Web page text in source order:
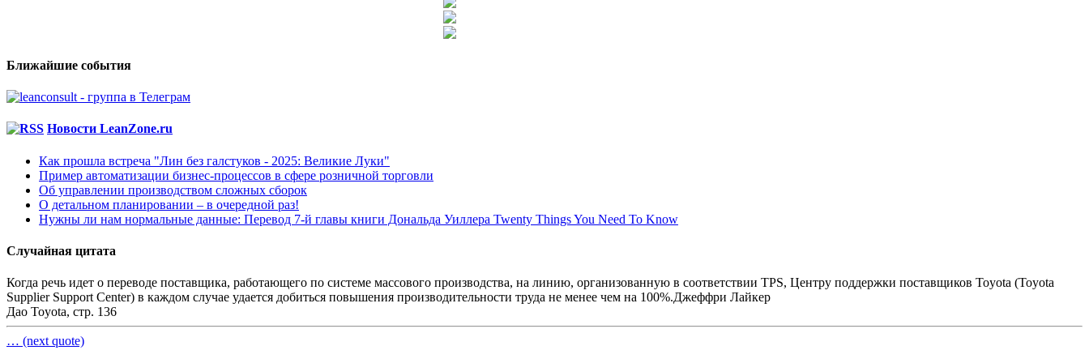
Ближайшие события
Новости LeanZone.ru
Как прошла встреча "Лин без галстуков - 2025: Великие Луки"
Пример автоматизации бизнес-процессов в сфере розничной торговли
Об управлении производством сложных сборок
О детальном планировании – в очередной раз!
Нужны ли нам нормальные данные: Перевод 7-й главы книги Дональда Уиллера Twenty Things You Need To Know
Случайная цитата
Когда речь идет о переводе поставщика, работающего по системе массового производства, на линию, организованную в соответствии TPS, Центру поддержки поставщиков Toyota (Toyota
Supplier Support Center) в каждом случае удается добиться повышения производительности труда не менее чем на 100%.Джеффри Лайкер
Дао Toyota, стр. 136
… (next quote)